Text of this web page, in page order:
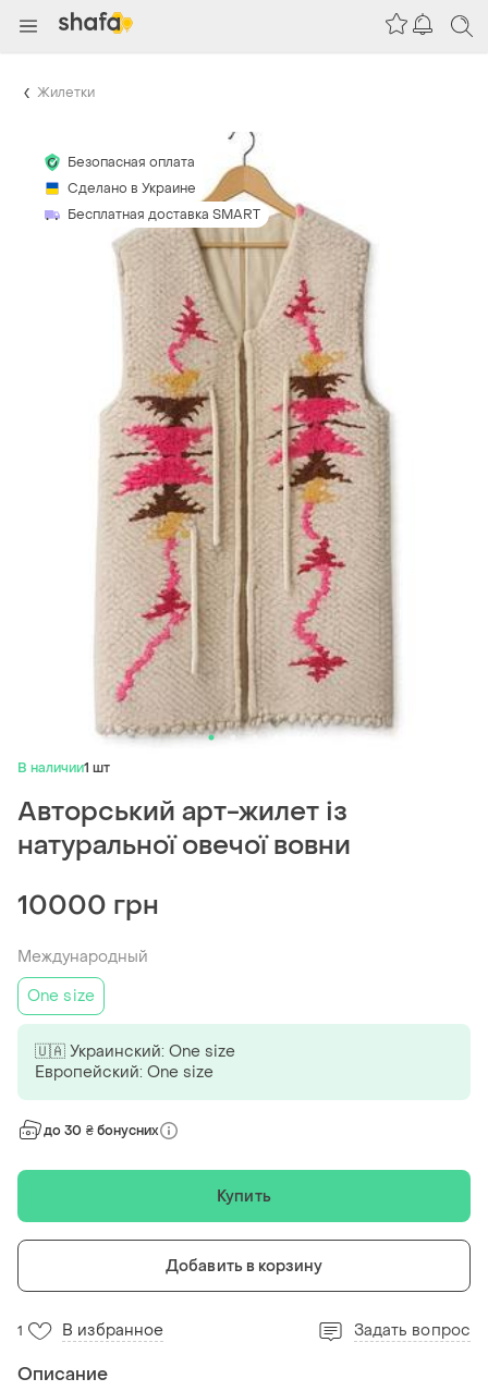
Жилетки
Безопасная оплата
Сделано в Украине
Бесплатная доставка SMART
В наличии1 шт
Авторський арт-жилет із
натуральної овечої вовни
10000 грн
Международный
One size
🇺🇦 Украинский: One size
Европейский: One size
до 30 ₴ бонусних
Купить
Добавить в корзину
1 В избранное Задать вопрос
Описание